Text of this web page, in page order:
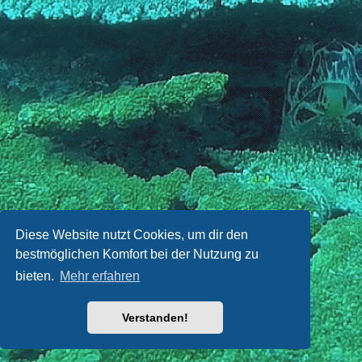
Diese Website nutzt Cookies, um dir den
bestmöglichen Komfort bei der Nutzung zu
bieten. Mehr erfahren
Verstanden!